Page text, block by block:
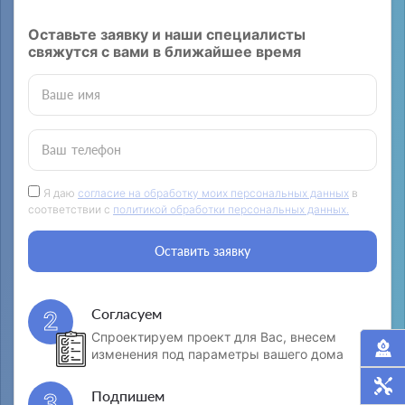
Оставьте заявку и наши специалисты
свяжутся с вами в ближайшее время
Ваше имя
Ваш телефон
Я даю согласие на обработку моих персональных данных в
соответствии с политикой обработки персональных данных.
Оставить заявку
2 Согласуем
Спроектируем проект для Вас, внесем
изменения под параметры вашего дома
Подпишем